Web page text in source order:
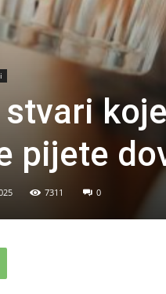
stvari
pijete
7311 0